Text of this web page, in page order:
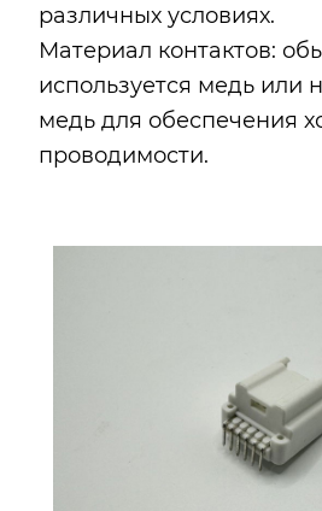
различных условиях.
Материал контактов:
используется медь или
медь для обеспечения
проводимости.